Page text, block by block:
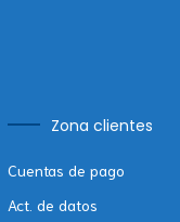
Zona clientes
Cuentas de pago
Act. de datos